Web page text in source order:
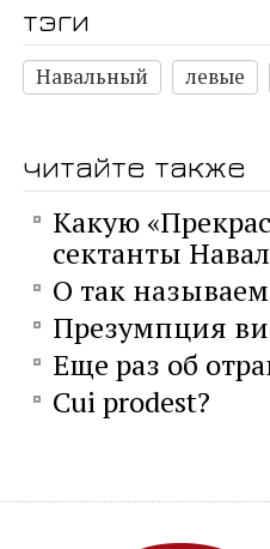
тэги
Навальный левые
читайте также
Какую
сектанты
О так
Презумпция
Еще раз об
Сui prodest?